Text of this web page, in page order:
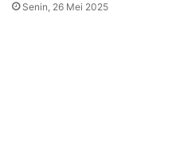
Senin, 26 Mei 2025